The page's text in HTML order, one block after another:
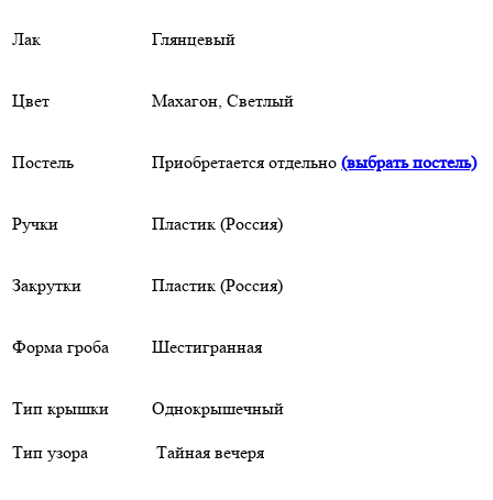
Лак Глянцевый
Цвет Махагон, Светлый
Постель Приобретается отдельно (выбрать постель)
Ручки Пластик (Россия)
Закрутки Пластик (Россия)
Форма гроба Шестигранная
Тип крышки Однокрышечный
Тип узора Тайная вечеря